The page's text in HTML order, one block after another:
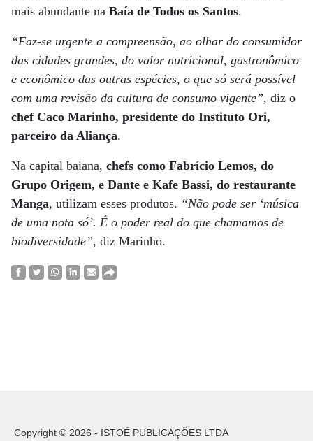
mais abundante na Baía de Todos os Santos.
“Faz-se urgente a compreensão, ao olhar do consumidor
das cidades grandes, do valor nutricional, gastronômico
e econômico das outras espécies, o que só será possível
com uma revisão da cultura de consumo vigente”, diz o
chef Caco Marinho, presidente do Instituto Ori,
parceiro da Aliança.
Na capital baiana, chefs como Fabrício Lemos, do
Grupo Origem, e Dante e Kafe Bassi, do restaurante
Manga, utilizam esses produtos. “Não pode ser ‘música
de uma nota só’. É o poder real do que chamamos de
biodiversidade”, diz Marinho.
Copyright © 2026 - ISTOÉ PUBLICAÇÕES LTDA